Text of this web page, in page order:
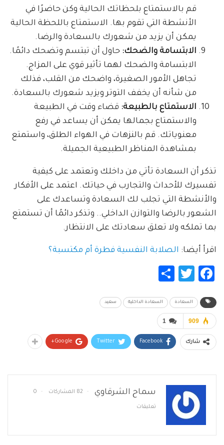
قم بالاستمتاع بلحظاتك الحالية وكن حاضرًا في
الأنشطة التي تقوم بها. الاستمتاع باللحظة الحالية
يمكن أن يزيد من شعورك بالسعادة والرضا.
الابتسامة والضحك: حاول أن تبتسم وتضحك دائمًا.
الابتسامة والضحك لهما تأثير قوي على المزاج.
تجاهل الأمور الصغيرة، واضحك من القلب، فذلك
من شأنه أن يخفف التوتر ويزيد شعورك بالسعادة.
الاستمتاع بالطبيعة: قضاء وقت في الطبيعة
والاستمتاع بجمالها يمكن أن يساعد في رفع
معنوياتك. قم بالنزهات في الهواء الطلق، واستمتع
بمشاهدة المناظر الطبيعية الجميلة.
تذكر أن السعادة تأتي من داخلك وتعتمد على كيفية
تفسيرك للأحداث والتجارب في حياتك. اعتمد على الأفكار
والأنشطة التي تجلب لك السعادة وتساعدك على
الشعور بالرضا والتوازن الداخلي.. وتذكر دائمًا أن تستمتع
بما تملكه ولا تعلق سعادتك على الانتظار.
اقرأ أيضا: الصلابة النفسية فطرة أم مكتسبة؟
Facebook
Twitter
السعادة السعادة الداخلية سعيد
1 909
شارك Facebook
Twitter
Google+
سماح الشرقاوي 82 المشاركات 0
تعليقات